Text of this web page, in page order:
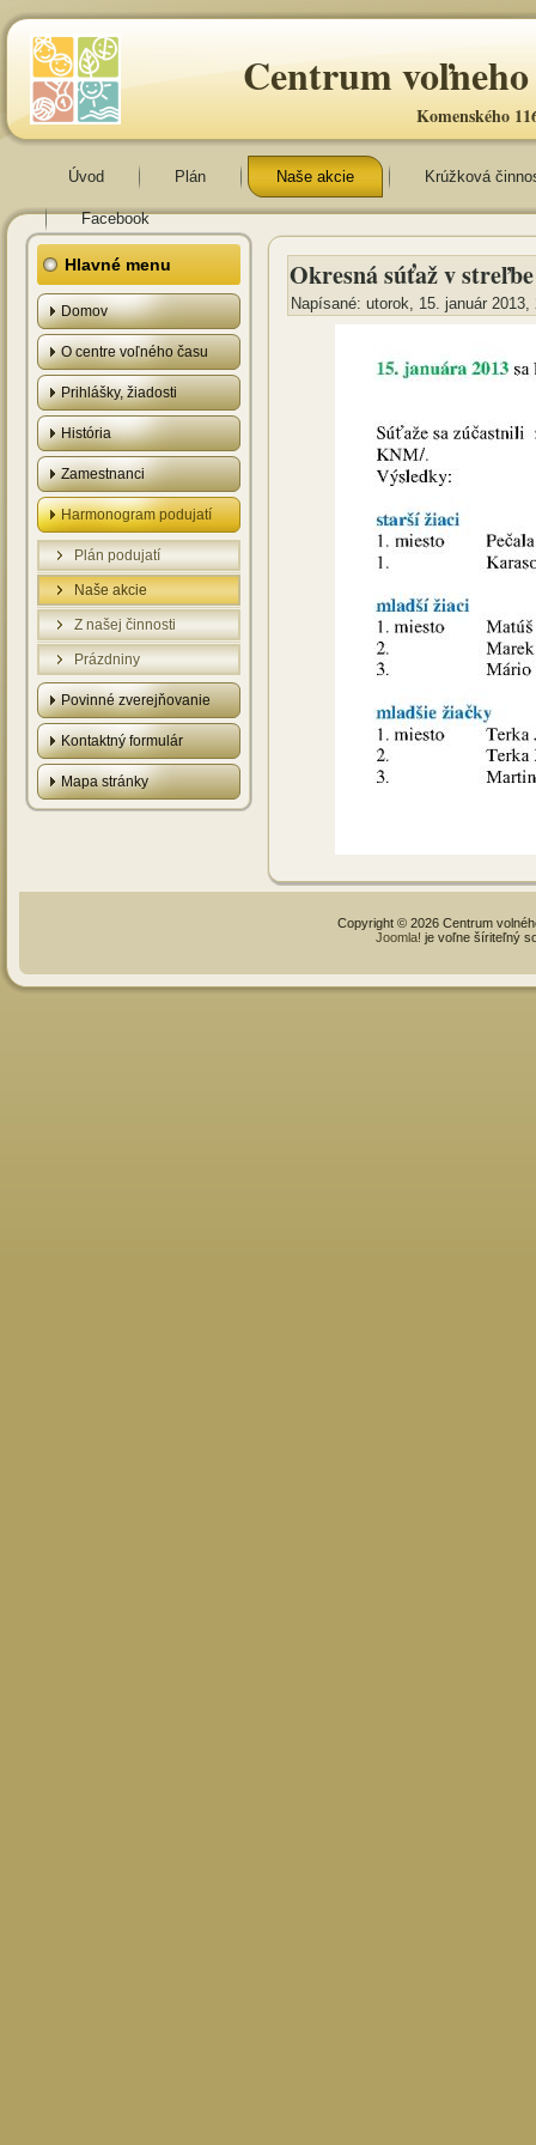
Centrum voľneho
Komenského
Úvod Plán Naše akcie Krúžková
Facebook
Hlavné menu
Domov
O centre voľného času
Prihlášky, žiadosti
História
Zamestnanci
Harmonogram podujatí
Plán podujatí
Naše akcie
Z našej činnosti
Prázdniny
Povinné zverejňovanie
Kontaktný formulár
Mapa stránky
Okresná súťaž v
Napísané: utorok, 15. január 2013,
Copyright © 2026 Centrum
Joomla! je voľne šíriteľný